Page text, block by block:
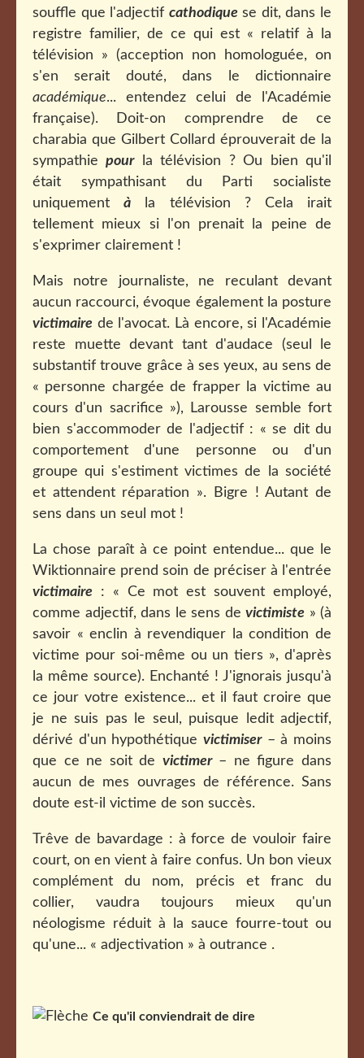
souffle que l'adjectif cathodiquese dit, dans le
registre familier, de ce qui est « relatif à la
télévision » (acception non homologuée, on
s'en serait douté, dans le dictionnaire
académique... entendez celui de l'Académie
française). Doit-on comprendre de ce
charabia que Gilbert Collard éprouverait de la
sympathiepourla télévision ? Ou bien qu'il
était sympathisant du Parti socialiste
uniquementà la télévision ? Cela irait
tellement mieux si l'on prenait la peine de
s'exprimer clairement !
Mais notre journaliste, ne reculant devant
aucun raccourci, évoque également la posture
victimaire de l'avocat. Là encore, si l'Académie
reste muette devant tant d'audace (seul le
substantif trouve grâce à ses yeux, au sens de
« personne chargée de frapper la victime au
cours d'un sacrifice »), Larousse semble fort
bien s'accommoder de l'adjectif : « se dit du
comportement d'une personne ou d'un
groupe qui s'estiment victimes de la société
et attendent réparation ». Bigre ! Autant de
sens dans un seul mot !
La chose paraît à ce point entendue... que le
Wiktionnaire prend soin de préciser à l'entrée
victimaire : « Ce mot est souvent employé,
comme adjectif, dans le sens de victimiste » (à
savoir « enclin à revendiquer la condition de
victime pour soi-même ou un tiers », d'après
la même source). Enchanté ! J'ignorais jusqu'à
ce jour votre existence... et il faut croire que
je ne suis pas le seul, puisque ledit adjectif,
dérivé d'un hypothétique victimiser– à moins
que ce ne soit de victimer– ne figure dans
aucun de mes ouvrages de référence. Sans
doute est-il victime de son succès.
Trêve de bavardage : à force de vouloir faire
court, on en vient à faire confus. Un bon vieux
complément du nom, précis et franc du
collier, vaudra toujours mieux qu'un
néologisme réduit à la sauce fourre-tout ou
qu'une... « adjectivation » à outrance .
Ce qu'il conviendrait de dire